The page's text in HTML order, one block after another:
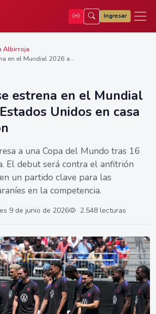
Ingresar
Albirroja
en el Mundial 2026 a...
estrena en el Mundial
Unidos en casa
a una Copa del Mundo tras 16
El debut será contra el anfitrión
un partido clave para las
en la competencia.
9 de junio de 2026 2.548 lecturas